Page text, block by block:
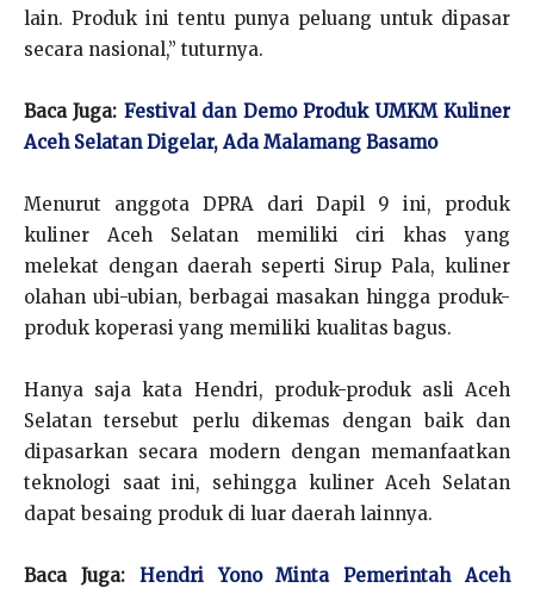
lain. Produk ini tentu punya peluang untuk dipasar
secara nasional,” tuturnya.
Baca Juga: Festival dan Demo Produk UMKM Kuliner
Aceh Selatan Digelar, Ada Malamang Basamo
Menurut anggota DPRA dari Dapil 9 ini, produk
kuliner Aceh Selatan memiliki ciri khas yang
melekat dengan daerah seperti Sirup Pala, kuliner
olahan ubi-ubian, berbagai masakan hingga produk-
produk koperasi yang memiliki kualitas bagus.
Hanya saja kata Hendri, produk-produk asli Aceh
Selatan tersebut perlu dikemas dengan baik dan
dipasarkan secara modern dengan memanfaatkan
teknologi saat ini, sehingga kuliner Aceh Selatan
dapat besaing produk di luar daerah lainnya.
Baca Juga: Hendri Yono Minta Pemerintah Aceh